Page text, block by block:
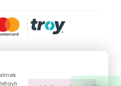
Tüm hakları